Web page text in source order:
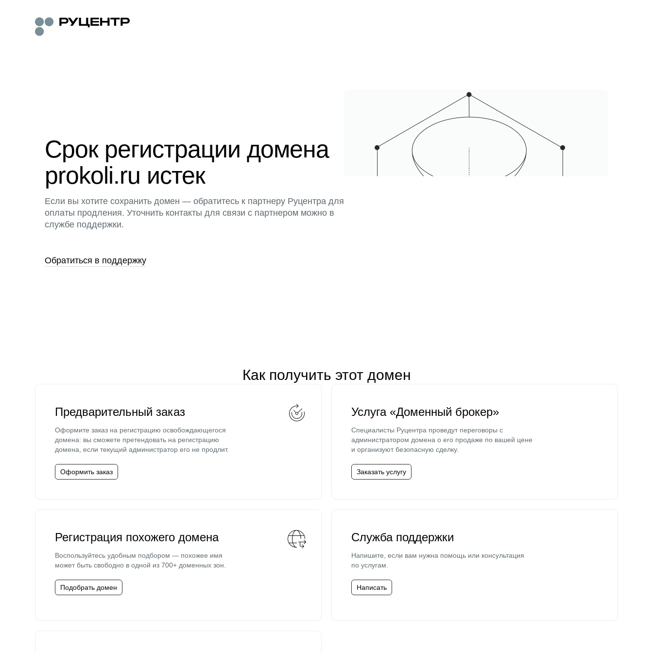
Срок регистрации домена
prokoli.ru истек
Если вы хотите сохранить домен — обратитесь к партнеру Руцентра для
оплаты продления. Уточнить контакты для связи с партнером можно в
службе поддержки.
Обратиться в поддержку
Как получить этот домен
Предварительный заказ
Оформите заказ на регистрацию освобождающегося
домена: вы сможете претендовать на регистрацию
домена, если текущий администратор его не продлит.
Оформить заказ
Услуга «Доменный брокер»
Специалисты Руцентра проведут переговоры с
администратором домена о его продаже по вашей цене
и организуют безопасную сделку.
Заказать услугу
Регистрация похожего домена
Воспользуйтесь удобным подбором — похожее имя
может быть свободно в одной из 700+ доменных зон.
Подобрать домен
Служба поддержки
Напишите, если вам нужна помощь или консультация
по услугам.
Написать